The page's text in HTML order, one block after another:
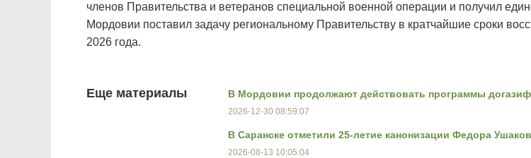
членов Правительства и ветеранов специальной военной операции и получил
Мордовии поставил задачу региональному Правительству в кратчайшие сроки
2026 года.
Еще материалы В Мордовии продолжают действовать программы
2026-12-30 08:59:07
В Саранске отметили 25-летие канонизации Федора
2026-08-13 10:05:04